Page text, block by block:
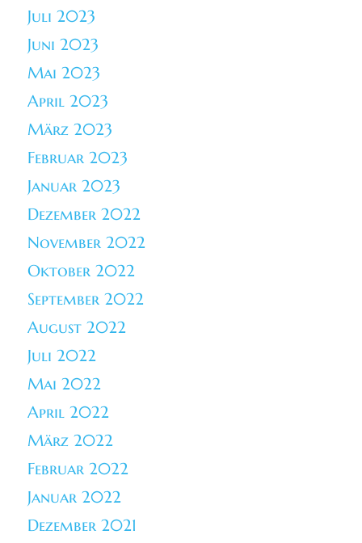
Juli 2023
Juni 2023
Mai 2023
April 2023
März 2023
Februar 2023
Januar 2023
Dezember 2022
November 2022
Oktober 2022
September 2022
August 2022
Juli 2022
Mai 2022
April 2022
März 2022
Februar 2022
Januar 2022
Dezember 2021